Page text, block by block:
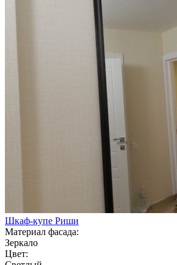
Шкаф-купе Риши
Материал фасада:
Зеркало
Цвет: